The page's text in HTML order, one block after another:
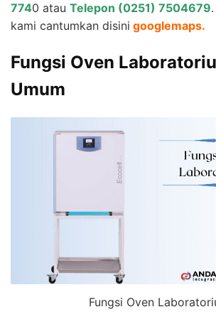
7740 atau Telepon (0251) 7504679
kami cantumkan disini googlemaps.
Fungsi Oven
Umum
Fungsi Oven